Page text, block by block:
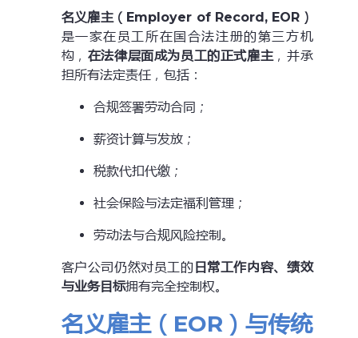
名义雇主（Employer of Record, EOR）
是一家在员工所在国合法注册的第三方机
构， 在法律层面成为员工的正式雇主，并承
担所有法定责任，包括：
合规签署劳动合同；
薪资计算与发放；
税款代扣代缴；
社会保险与法定福利管理；
劳动法与合规风险控制。
客户公司仍然对员工的日常工作内容、绩效
与业务目标拥有完全控制权。
名义雇主（EOR）与传统